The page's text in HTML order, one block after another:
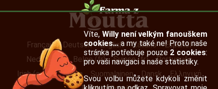
Français Deutsch English Italiano
Español
Nederlands
Belge (fr) Suisse (fr)
Português
Irish (en)
Svenska Suomalainen Dansk
Ελληνική
Víte, Willy není velkým fanouškem
cookies…a my také ne! Proto naše
stránka potřebuje pouze 2 cookies:
pro vaši navigaci a naše statistiky.
Svou volbu můžete kdykoli změnit